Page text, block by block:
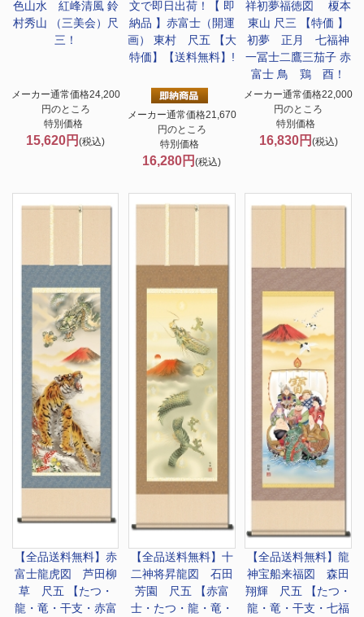
色山水 紅峰清風 鈴
村秀山 （三美会）尺
三！
メーカー通常価格24,200
円のところ
特別価格
15,620円(税込)
文で即日出荷！
【 即
納品 】赤富士（開運
画） 東村 尺五 【大
特価】【送料無料】!
メーカー通常価格21,670
円のところ
特別価格
16,280円(税込)
祥初夢福徳図 榎本
東山 尺三 【特価 】
初夢 正月 七福神
一冨士二鷹三茄子 赤
富士 鳥 鶏 酉！
メーカー通常価格22,000
円のところ
特別価格
16,830円 (税込)
【全品送料無料】 赤
富士龍虎図 芦田柳
草 尺五 【たつ・
龍・竜・干支・赤富
【全品送料無料】 十
二神将昇龍図 石田
芳園 尺五 【赤富
士・たつ・龍・竜・
【全品送料無料】龍
神宝船来福図 森田
翔輝 尺五 【たつ・
龍・竜・干支・七福